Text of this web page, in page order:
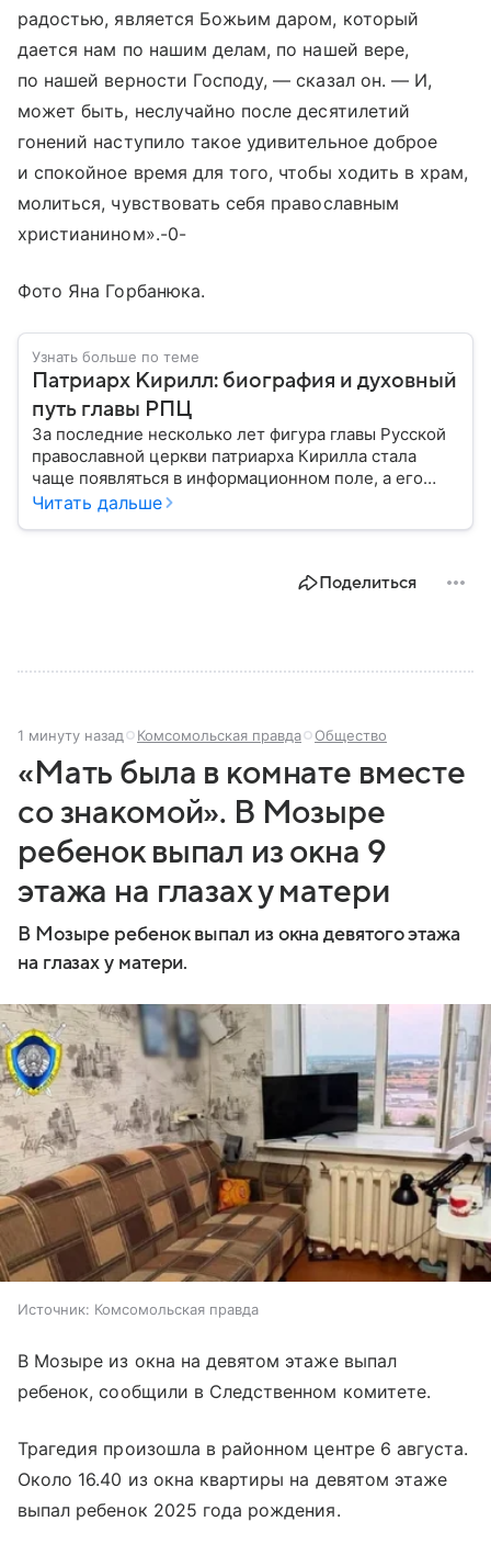
радостью, является Божьим даром, который
дается нам по нашим делам, по нашей вере,
по нашей верности Господу, — сказал он. — И,
может быть, неслучайно после десятилетий
гонений наступило такое удивительное доброе
и спокойное время для того, чтобы ходить в храм,
молиться, чувствовать себя православным
христианином».-0-
Фото Яна Горбанюка.
Узнать больше по теме
Патриарх Кирилл: биография и духовный
путь главы РПЦ
За последние несколько лет фигура главы Русской
православной церкви патриарха Кирилла стала
чаще появляться в информационном поле, а его
роль уже давно вышла за рамки традиционного
Читать дальше
Поделиться
1 минуту назад Комсомольская правда Общество
«Мать была в комнате вместе
со знакомой». В Мозыре
ребенок выпал из окна 9
этажа на глазах у матери
В Мозыре ребенок выпал из окна девятого этажа
на глазах у матери.
Источник: Комсомольская правда
В Мозыре из окна на девятом этаже выпал
ребенок, сообщили в Следственном комитете.
Трагедия произошла в районном центре 6 августа.
Около 16.40 из окна квартиры на девятом этаже
выпал ребенок 2025 года рождения.